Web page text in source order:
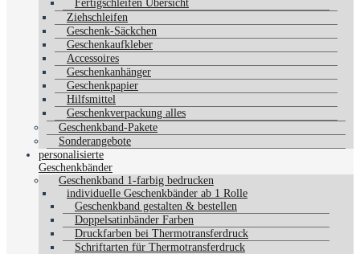
Fertigschleifen Übersicht
Ziehschleifen
Geschenk-Säckchen
Geschenkaufkleber
Accessoires
Geschenkanhänger
Geschenkpapier
Hilfsmittel
Geschenkverpackung alles
Geschenkband-Pakete
Sonderangebote
personalisierte
Geschenkbänder
Geschenkband 1-farbig bedrucken
individuelle Geschenkbänder ab 1 Rolle
Geschenkband gestalten & bestellen
Doppelsatinbänder Farben
Druckfarben bei Thermotransferdruck
Schriftarten für Thermotransferdruck